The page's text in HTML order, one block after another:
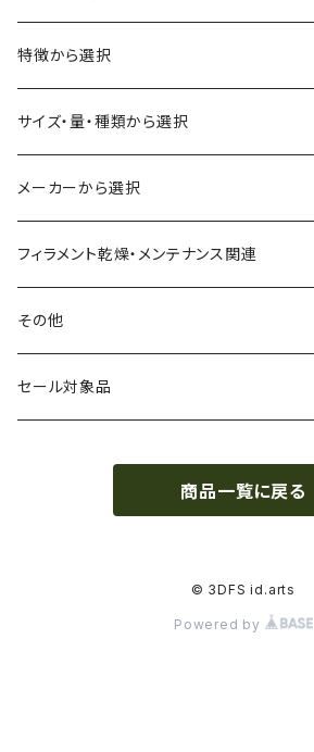
ABS
ASA（アクリル・スチレン・アクリロニトリル）
CA（セルロース アセテート）
CPE（コポリエステル）
HIPS（スチレン系樹脂）
HTPLA
PA（ナイロン）
特徴から選択
食品対応
導電性
磁性
絶縁性
静電気放電（ESD）
アレルギー物質フリー
サイズ・量・種類から選択
お試し用少量サンプル
フィラメント径：1.75mm
フィラメント径：2.85mm
スプール単位
Bambuコイル対応
メーカーから選択
3D BROOKLYN
3DFuel
3DLAC
フィラメント乾燥・メンテナンス関連
フィラメント乾燥機
クリーニング
その他
交換用スプール
セール対象品
商品一覧に戻る
© 3DFS id.arts
Powered by